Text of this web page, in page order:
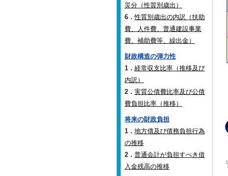
災分（性質別歳出）
6．性質別歳出の内訳（扶助
費、人件費、普通建設事業
費、補助費等、繰出金）
財政構造の弾力性
1． 経常収支比率（推移及び
内訳）
2． 実質公債費比率及び公債
費負担比率（推移）
将来の財政負担
1． 地方債及び債務負担行為
の推移
2． 普通会計が負担すべき借
入金残高の推移